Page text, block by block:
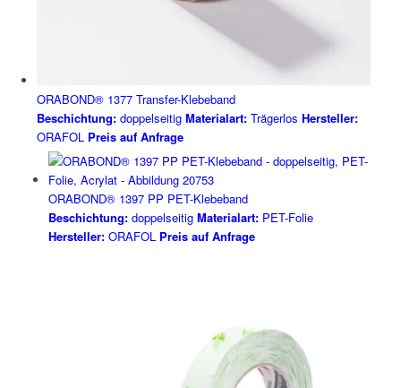
ORABOND® 1377 Transfer-Klebeband
Beschichtung:doppelseitig Materialart:Trägerlos Hersteller:
ORAFOL Preis auf Anfrage
ORABOND® 1397 PP PET-Klebeband
Beschichtung:doppelseitig Materialart:PET-Folie
Hersteller:ORAFOL Preis auf Anfrage